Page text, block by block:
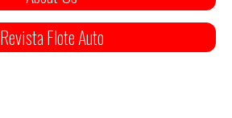
Revista Flote Auto